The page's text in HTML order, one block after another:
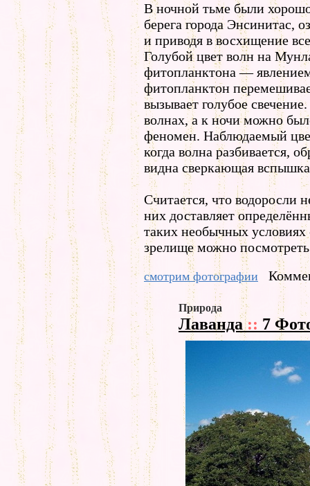
В ночной тьме были
берега города Энсинитас,
и приводя в восхищение
Голубой цвет волн на
фитопланктона —
фитопланктон
вызывает голубое
волнах, а к ночи можно
феномен. Наблюдаемый
когда волна разбивается,
видна сверкающая
Считается, что водоросли
них доставляет
таких необычных условиях
зрелище можно
смотрим фотографии
Природа
Лаванда:: 7